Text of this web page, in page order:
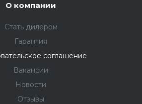
О компании
Стать дилером
Гарантия
соглашение
Вакансии
Новости
Отзывы